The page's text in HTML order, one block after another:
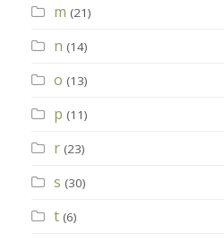
m (21)
n (14)
o (13)
p (11)
r (23)
s (30)
t (6)